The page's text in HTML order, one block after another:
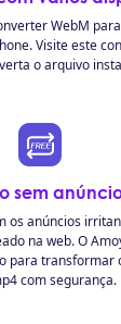
WebM
Visite este
o arquivo
sem
os anúncios
na web. O
para transformar
com segurança.